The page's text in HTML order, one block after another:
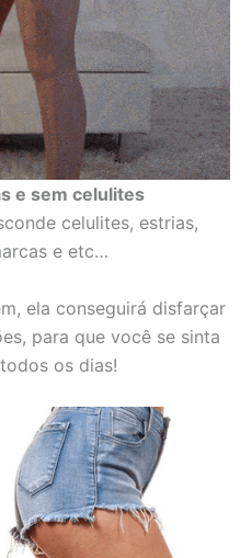
e sem celulites
celulites, estrias,
e etc…
ela conseguirá disfarçar
para que você se sinta
os dias!